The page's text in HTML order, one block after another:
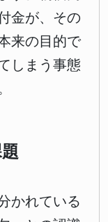
金が、その
来の目的で
しまう事態
かれている